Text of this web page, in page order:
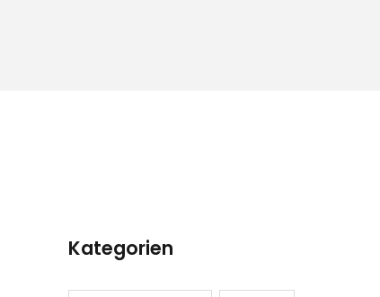
Kategorien